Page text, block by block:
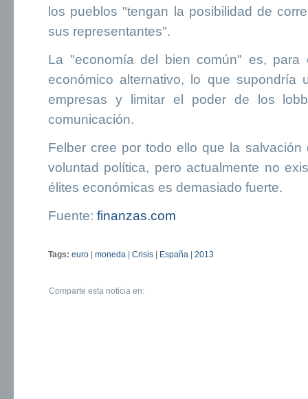
los pueblos "tengan la posibilidad de
sus representantes".
La "economía del bien común" es, para
económico alternativo, lo que supondría
empresas y limitar el poder de los
comunicación.
Felber cree por todo ello que la
voluntad política, pero actualmente no
élites económicas es demasiado fuerte.
Fuente: finanzas.com
Tags: euro moneda Crisis España 2013
Comparte esta noticia en: